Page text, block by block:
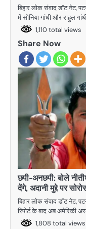
बिहार लोक संवाद डॉट नेट,
में सोनिया गांधी और राहुल
1,110 total views
Share Now
छपी-अनछपी: बोले
देंगे, अदानी मुद्दे पर
बिहार लोक संवाद डॉट नेट,
रिपोर्ट के बाद अब अमेरिकी
1,808 total views